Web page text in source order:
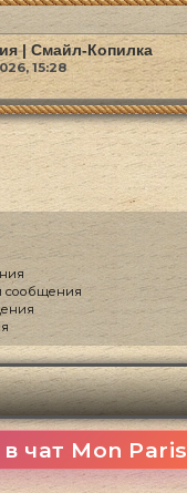
| Смайл-Копилка
15:28
сообщения
чат Mon Paris